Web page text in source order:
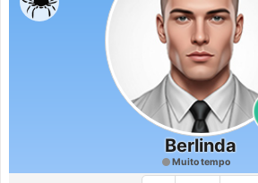
Berlinda
Muito tempo